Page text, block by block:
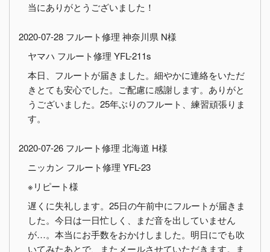
当にありがとうございました！
2020-07-28 フルート修理 神奈川県 N様
ヤマハ フルート修理 YFL-211s
本日、フルートが届きました。細やかに連絡をいただ
きとても安心でした。ご配慮に感謝します。ありがと
うございました。25年ぶりのフルート、練習頑張りま
す。
2020-07-26 フルート修理 北海道 H様
ニッカン フルート修理 YFL-23
※リピート様
遅くに失礼します。25日の午前中にフルートが届きま
した。今日は一日忙しく、まだ音を出していません
が…。本当にお手数をおかけしました。明日にでも吹
いてみたあとで、またメールさせていただきます。ま